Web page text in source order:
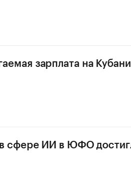
зарплата на
сфере ИИ в ЮФО